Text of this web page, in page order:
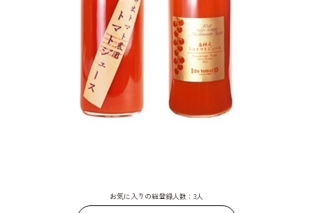
お気に入りの総登録人数：3人